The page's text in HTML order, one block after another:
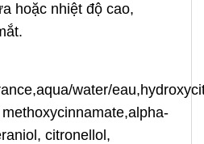
hoặc nhiệt độ cao,
water/
citronellol,